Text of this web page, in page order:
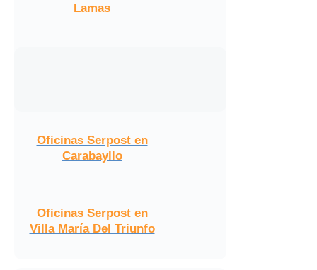
Lamas
Oficinas Serpost en
Carabayllo
Oficinas Serpost en
Villa María Del Triunfo